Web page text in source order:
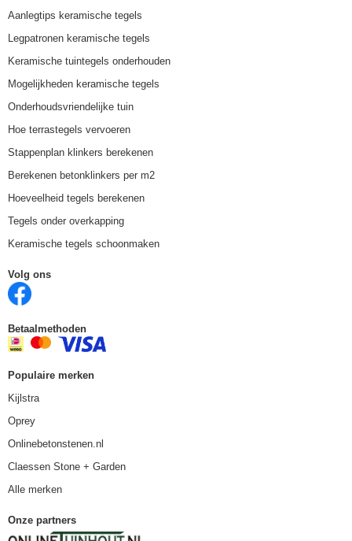
Aanlegtips keramische tegels
Legpatronen keramische tegels
Keramische tuintegels onderhouden
Mogelijkheden keramische tegels
Onderhoudsvriendelijke tuin
Hoe terrastegels vervoeren
Stappenplan klinkers berekenen
Berekenen betonklinkers per m2
Hoeveelheid tegels berekenen
Tegels onder overkapping
Keramische tegels schoonmaken
Volg ons
Betaalmethoden
Populaire merken
Kijlstra
Oprey
Onlinebetonstenen.nl
Claessen Stone + Garden
Alle merken
Onze partners